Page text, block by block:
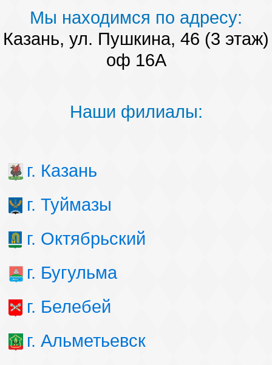
Мы находимся по адресу:
Казань, ул. Пушкина, 46 (3 этаж)
оф 16А
Наши филиалы:
г. Казань
г. Туймазы
г. Октябрьский
г. Бугульма
г. Белебей
г. Альметьевск